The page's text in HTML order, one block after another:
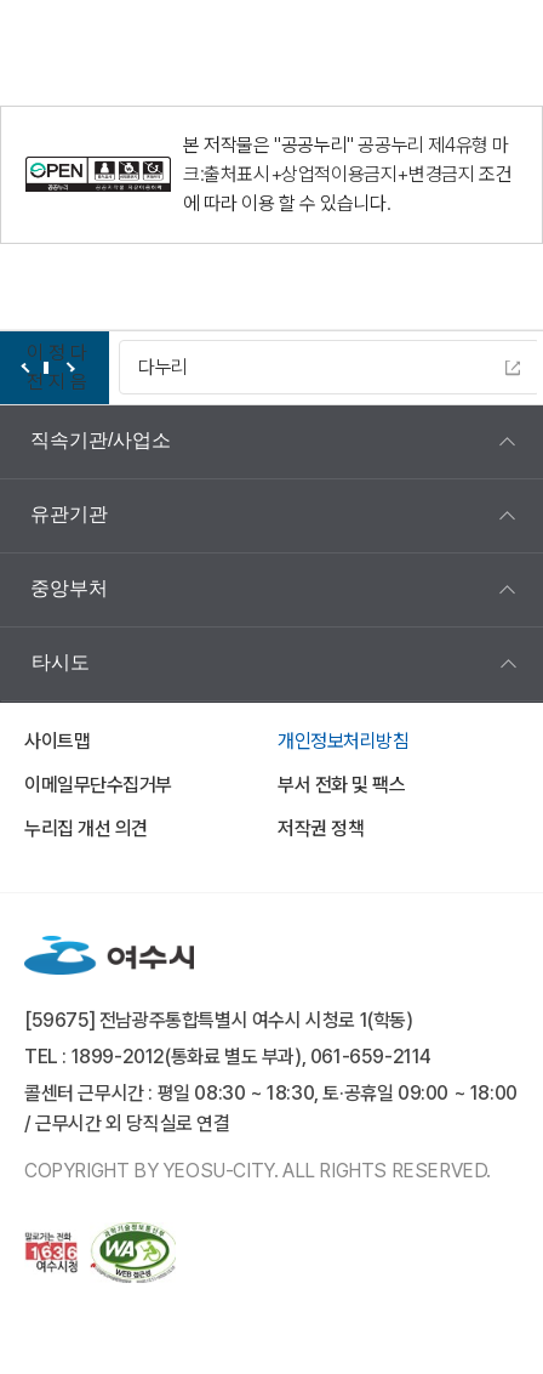
본 저작물은 "공공누리"공공누리 제4유형 마
크:출처표시+상업적이용금지+변경금지 조건
에 따라 이용 할 수 있습니다.
이
전
정
지
다
음
다누리
직속기관/사업소
유관기관
중앙부처
타시도
사이트맵
개인정보처리방침
이메일무단수집거부
부서 전화 및 팩스
누리집 개선 의견
저작권 정책
[59675] 전남광주통합특별시 여수시 시청로 1(학동)
TEL : 1899-2012(통화료 별도 부과), 061-659-2114
콜센터 근무시간 : 평일 08:30 ~ 18:30, 토·공휴일 09:00 ~ 18:00
/ 근무시간 외 당직실로 연결
COPYRIGHT BY YEOSU-CITY. ALL RIGHTS RESERVED.